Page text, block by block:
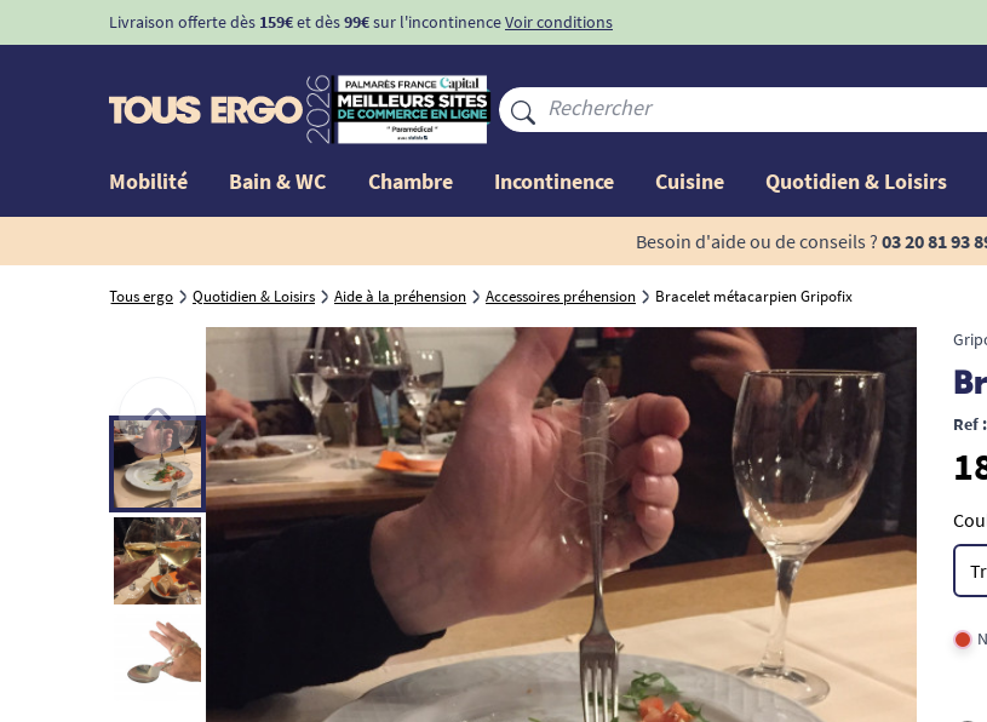
Livraison offerte dès 159€et dès99€sur l'incontinenceVoir conditions
Mobilité Bain & WC Chambre Incontinence Cuisine Quotidien & Loisirs
Besoin d'aide ou de conseils ? 03 20 81 93
Tous ergo Quotidien & Loisirs Aide à la préhension Accessoires préhension Bracelet métacarpien Gripofix
Ref